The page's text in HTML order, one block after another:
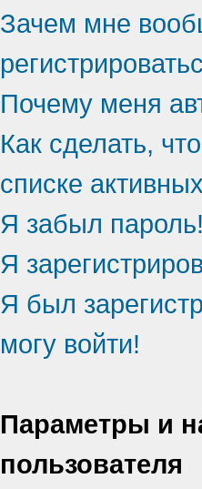
Зачем мне
Почему меня
Как сделать,
списке
Я забыл
Я
Я был
могу войти!
Параметры и
пользователя